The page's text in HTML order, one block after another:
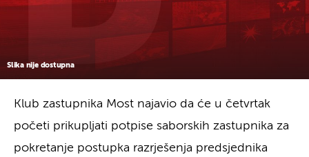
Slika nije dostupna
Klub zastupnika Most najavio da će u četvrtak
početi prikupljati potpise saborskih zastupnika za
pokretanje postupka razrješenja predsjednika